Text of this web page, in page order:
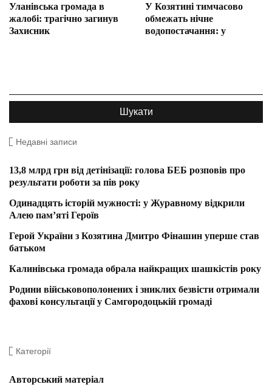
Уланівська громада в
жалобі: трагічно загинув
Захисник
У Козятині тимчасово
обмежать нічне
водопостачання: у
Недавні записи
13,8 млрд грн від детінізації: голова БЕБ розповів про
результати роботи за пів року
Одинадцять історій мужності: у Журавному відкрили
Алею пам’яті Героїв
Герой України з Козятина Дмитро Фінашин уперше став
батьком
Калинівська громада обрала найкращих шашкістів року
Родини військовополонених і зниклих безвісти отримали
фахові консультації у Самгородоцькій громаді
Категорії
Авторський матеріал